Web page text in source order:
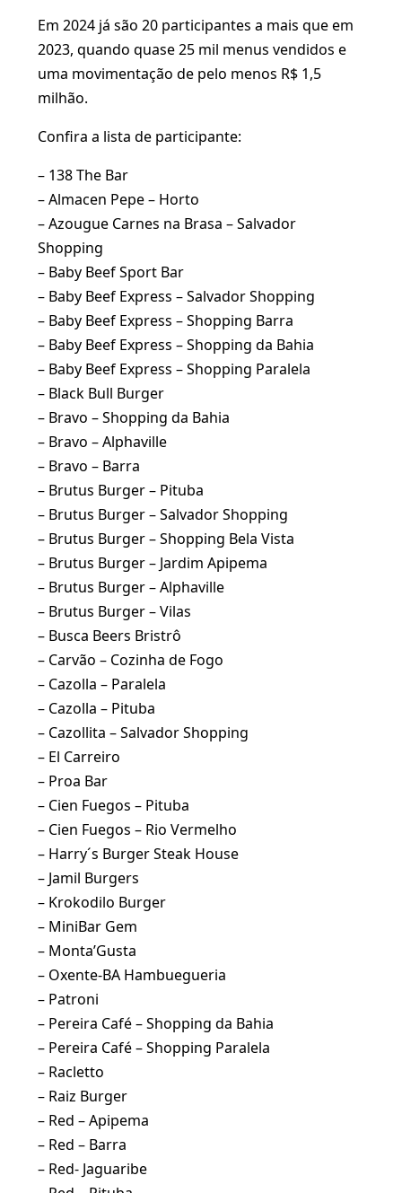
Em 2024 já são 20 participantes a mais que em
2023, quando quase 25 mil menus vendidos e
uma movimentação de pelo menos R$ 1,5
milhão.
Confira a lista de participante:
– 138 The Bar
– Almacen Pepe – Horto
– Azougue Carnes na Brasa – Salvador
Shopping
– Baby Beef Sport Bar
– Baby Beef Express – Salvador Shopping
– Baby Beef Express – Shopping Barra
– Baby Beef Express – Shopping da Bahia
– Baby Beef Express – Shopping Paralela
– Black Bull Burger
– Bravo – Shopping da Bahia
– Bravo – Alphaville
– Bravo – Barra
– Brutus Burger – Pituba
– Brutus Burger – Salvador Shopping
– Brutus Burger – Shopping Bela Vista
– Brutus Burger – Jardim Apipema
– Brutus Burger – Alphaville
– Brutus Burger – Vilas
– Busca Beers Bristrô
– Carvão – Cozinha de Fogo
– Cazolla – Paralela
– Cazolla – Pituba
– Cazollita – Salvador Shopping
– El Carreiro
– Proa Bar
– Cien Fuegos – Pituba
– Cien Fuegos – Rio Vermelho
– Harry´s Burger Steak House
– Jamil Burgers
– Krokodilo Burger
– MiniBar Gem
– Monta’Gusta
– Oxente-BA Hambuegueria
– Patroni
– Pereira Café – Shopping da Bahia
– Pereira Café – Shopping Paralela
– Racletto
– Raiz Burger
– Red – Apipema
– Red – Barra
– Red- Jaguaribe